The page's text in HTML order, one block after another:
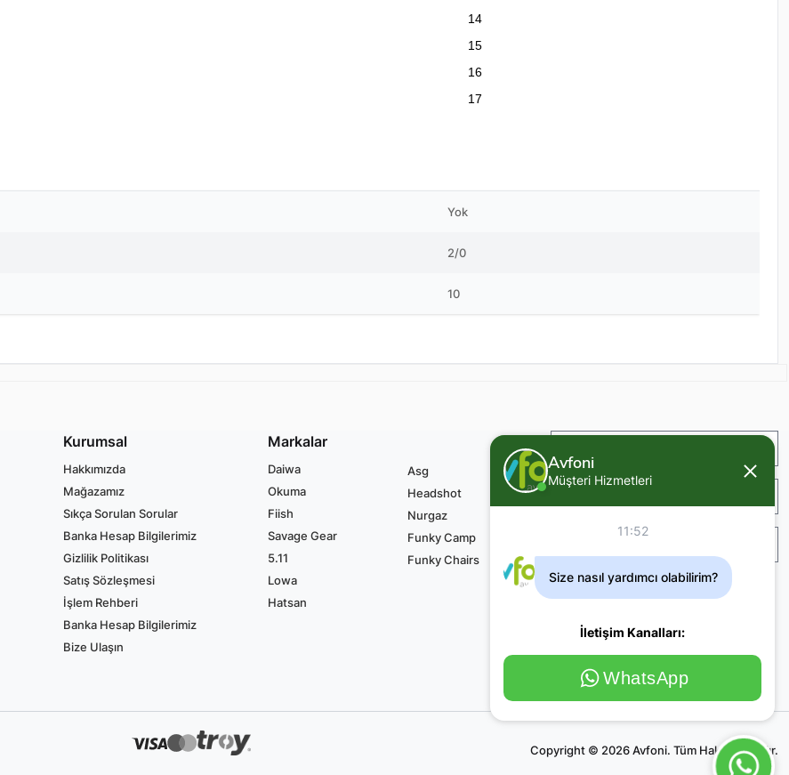
14
15
16
17
Yok
2/0
10
Kurumsal
Hakkımızda
Mağazamız
Sıkça Sorulan Sorular
Banka Hesap Bilgilerimiz
Gizlilik Politikası
Satış Sözleşmesi
İşlem Rehberi
Banka Hesap Bilgilerimiz
Bize Ulaşın
Markalar
Daiwa
Okuma
Fiish
Savage Gear
5.11
Lowa
Hatsan
Asg
Headshot
Nurgaz
Funky Camp
Funky Chairs
Copyright © 2026 Avfoni. Tüm Haklar Saklıdır.
Avfoni
Müşteri Hizmetleri
11:52
Size nasıl yardımcı olabilirim?
İletişim Kanalları:
WhatsApp